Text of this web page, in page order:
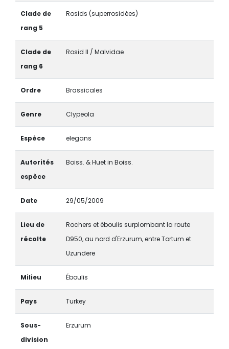
Clade de
rang 5
Rosids (superrosidées)
Clade de
rang 6
Rosid II / Malvidae
Ordre Brassicales
Genre Clypeola
Espèce elegans
Autorités
espèce
Boiss. & Huet in Boiss.
Date 29/05/2009
Lieu de
récolte
Rochers et éboulis surplombant la route
D950, au nord d'Erzurum, entre Tortum et
Uzundere
Milieu Éboulis
Pays Turkey
Sous-
division
Erzurum